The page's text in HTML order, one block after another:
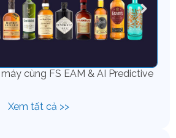
cùng FS EAM & AI Predictive
Xem tất cả >>